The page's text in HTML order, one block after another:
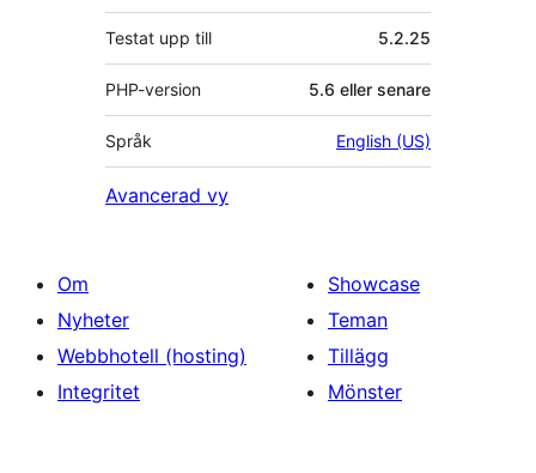
Testat upp till 5.2.25
PHP-version 5.6 eller senare
Språk English (US)
Avancerad vy
Om
Nyheter
Webbhotell (hosting)
Integritet
Showcase
Teman
Tillägg
Mönster